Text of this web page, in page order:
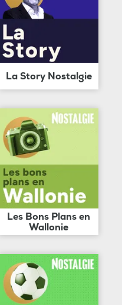
La Story Nostalgie
Les Bons Plans en
Wallonie